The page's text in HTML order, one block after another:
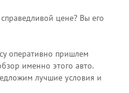
цене? Вы его
оперативно пришлем
именно этого авто.
лучшие условия и